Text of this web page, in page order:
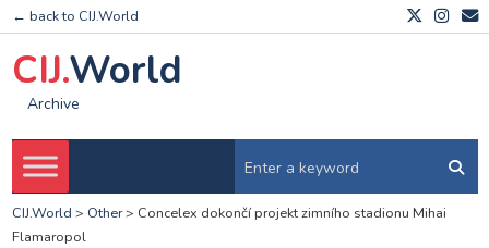
← back to CIJ.World
CIJ.World
Archive
CIJ.World > Other> Concelex dokončí projekt zimního stadionu Mihai
Flamaropol